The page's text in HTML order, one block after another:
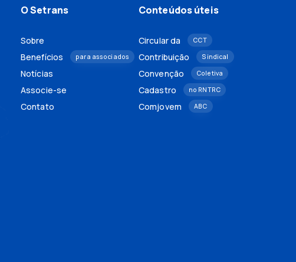
O Setrans
Sobre
Benefícios
para associados
Notícias
Associe-se
Contato
Conteúdos úteis
Circular da CCT
Contribuição Sindical
Convenção Coletiva
Cadastro no RNTRC
Comjovem ABC